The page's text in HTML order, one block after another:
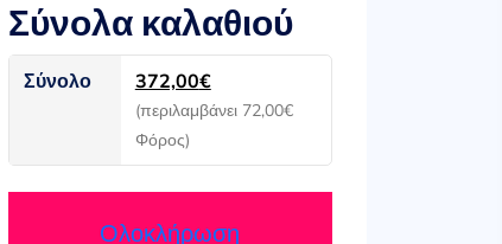
Σύνολα καλαθιού
Σύνολο 372,00€
(περιλαμβάνει 72,00€
Φόρος)
Ολοκλήρωση